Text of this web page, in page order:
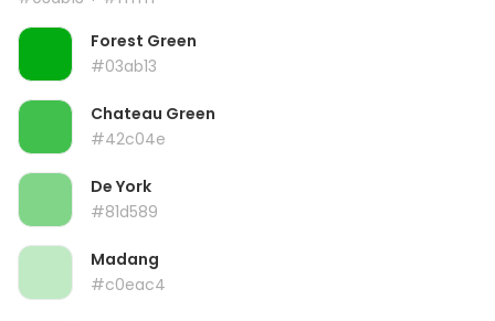
Forest Green
#03ab13
Chateau Green
#42c04e
De York
#81d589
Madang
#c0eac4